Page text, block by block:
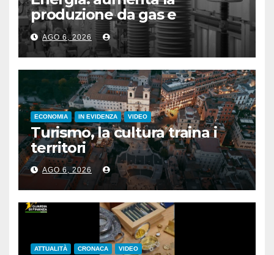
produzione da gas e
fotovoltaico
AGO 6, 2026
ECONOMIA IN EVIDENZA VIDEO
Turismo, la cultura traina i
territori
AGO 6, 2026
ATTUALITÀ CRONACA VIDEO